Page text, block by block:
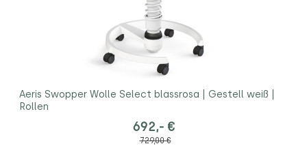
Aeris Swopper Wolle Select blassrosa | Gestell weiß |
Rollen
692,- €
729,00 €